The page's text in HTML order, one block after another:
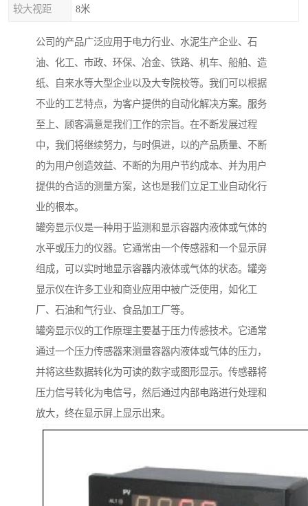
较大视距 8米
公司的产品广泛应用于电力行业、水泥生产企业、石
油、化工、市政、环保、冶金、铁路、机车、船舶、造
纸、自来水等大型企业以及大专院校等。我们可以根据
不业的工艺特点，为客户提供的自动化解决方案。服务
至上、顾客满意是我们工作的宗旨。在不断发展过程
中，我们将继续努力，与时俱进，以的产品质量、不断
的为用户创造效益、不断的为用户节约成本、并为用户
提供的合适的测量方案，这也是我们立足工业自动化行
业的根本。
罐旁显示仪是一种用于监测和显示容器内液体或气体的
水平或压力的仪器。它通常由一个传感器和一个显示屏
组成，可以实时地显示容器内液体或气体的状态。罐旁
显示仪在许多工业和商业应用中被广泛使用，如化工
厂、石油和气行业、食品加工厂等。
罐旁显示仪的工作原理主要基于压力传感技术。它通常
通过一个压力传感器来测量容器内液体或气体的压力，
并将这些数据转化为可读的数字或图形显示。传感器将
压力信号转化为电信号，然后通过内部电路进行处理和
放大，终在显示屏上显示出来。